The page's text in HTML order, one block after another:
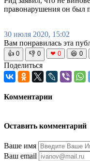
правонарушения он был
30 июля 2020, 15:02
Вам понравилась эта
👍 0 👎 0 ❤ 0 😆 0
Поделиться
Комментарии
Оставить комментарий
Ваше имя
Ваш email